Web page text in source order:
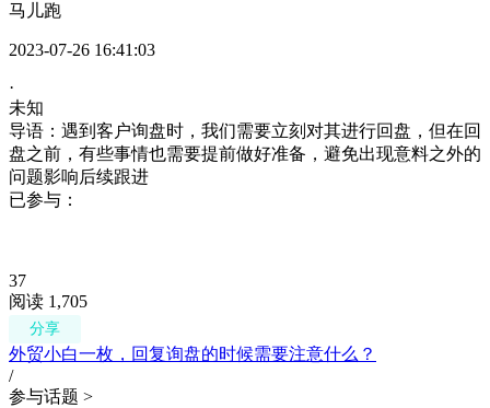
(多选)
马儿跑
2023-07-26 16:41:03
·
未知
导语：遇到客户询盘时，我们需要立刻对其进行回盘，但在回
盘之前，有些事情也需要提前做好准备，避免出现意料之外的
问题影响后续跟进
已参与：
37
阅读 1,705
分享
外贸小白一枚，回复询盘的时候需要注意什么？
/
参与话题 >